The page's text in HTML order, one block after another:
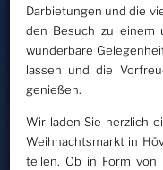
Darbietungen und die
den Besuch zu einem
wunderbare
lassen und die
genießen.
Wir laden Sie herzlich
Weihnachtsmarkt in
teilen. Ob in Form von